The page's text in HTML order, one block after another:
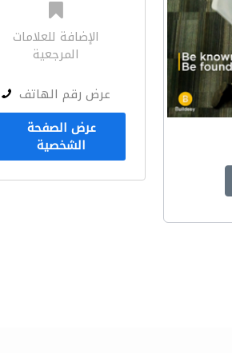
الإضافة للعلامات
المرجعية
عرض رقم الهاتف
عرض الصفحة
الشخصية